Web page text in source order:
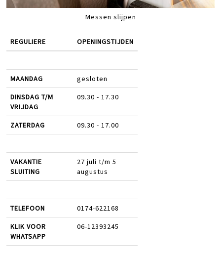
Messen slijpen
REGULIERE OPENINGSTIJDEN
MAANDAG gesloten
DINSDAG T/M
VRIJDAG
09.30 - 17.30
ZATERDAG 09.30 - 17.00
VAKANTIE
SLUITING
27 juli t/m 5
augustus
TELEFOON 0174-622168
KLIK VOOR
WHATSAPP
06-12393245